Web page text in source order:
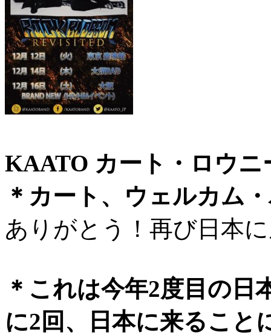
KAATO カート・ロウ
＊カート、ウェルカム
ありがとう！再び日本
＊これは今年2度目の日
に2回、日本に来ること